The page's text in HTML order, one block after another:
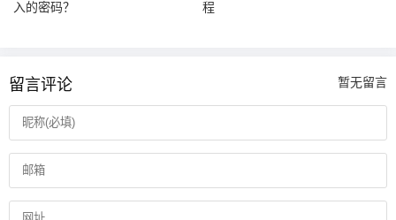
入的密码？
程
留言评论 暂无留言